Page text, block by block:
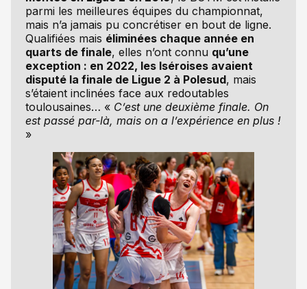
parmi les meilleures équipes du championnat,
mais n’a jamais pu concrétiser en bout de ligne.
Qualifiées mais éliminées chaque année en
quarts de finale, elles n’ont connu qu’une
exception : en 2022, les Iséroises avaient
disputé la finale de Ligue 2 à Polesud, mais
s’étaient inclinées face aux redoutables
toulousaines… « C’est une deuxième finale. On
est passé par-là, mais on a l’expérience en plus !
»